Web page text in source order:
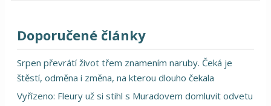
Doporučené články
Srpen převrátí život třem znamením naruby. Čeká je
štěstí, odměna i změna, na kterou dlouho čekala
Vyřízeno: Fleury už si stihl s Muradovem domluvit odvetu